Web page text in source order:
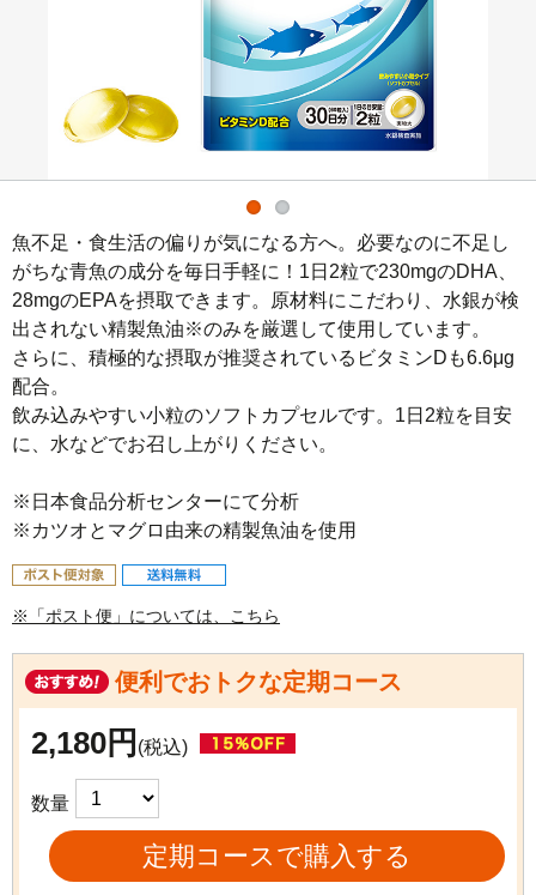
魚不足・食生活の偏りが気になる方へ。必要なのに不足し
がちな青魚の成分を毎日手軽に！1日2粒で230mgのDHA、
28mgのEPAを摂取できます。原材料にこだわり、水銀が検
出されない精製魚油※のみを厳選して使用しています。
さらに、積極的な摂取が推奨されているビタミンDも6.6μg
配合。
飲み込みやすい小粒のソフトカプセルです。1日2粒を目安
に、水などでお召し上がりください。
※日本食品分析センターにて分析
※カツオとマグロ由来の精製魚油を使用
※「ポスト便」については、こちら
便利でおトクな定期コース
2,180円 (税込)
数量
定期コースで購入する